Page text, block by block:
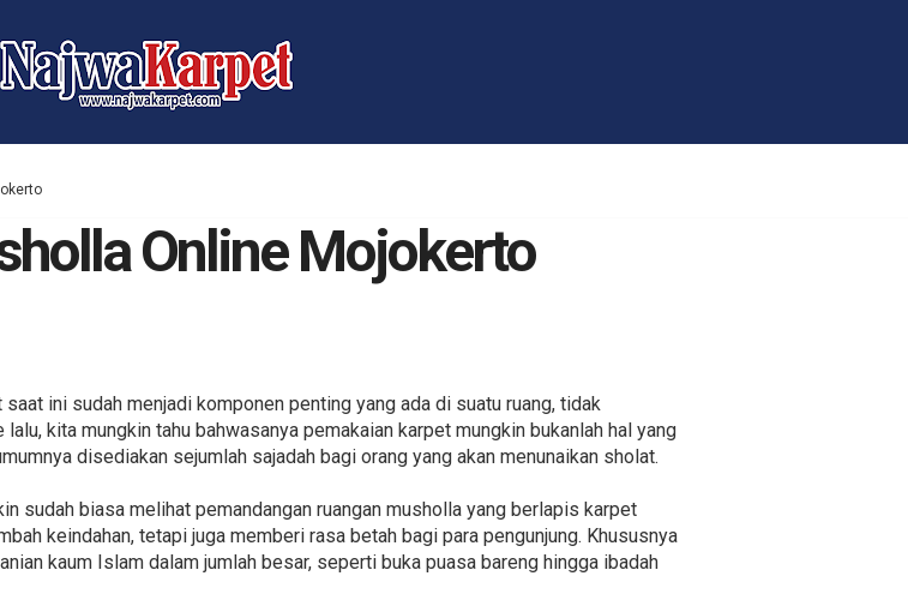
Online Mojokerto
saat ini sudah menjadi komponen penting yang ada di suatu ruang, tidak
kita mungkin tahu bahwasanya pemakaian karpet mungkin bukanlah hal yang
disediakan sejumlah sajadah bagi orang yang akan menunaikan sholat.
sudah biasa melihat pemandangan ruangan musholla yang berlapis karpet
keindahan, tetapi juga memberi rasa betah bagi para pengunjung. Khususnya
kaum Islam dalam jumlah besar, seperti buka puasa bareng hingga ibadah